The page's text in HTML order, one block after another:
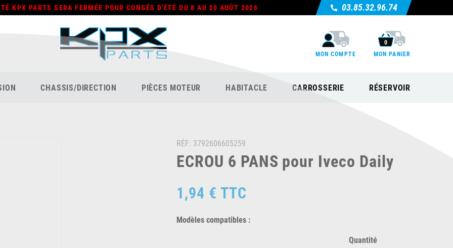
KPX PARTS SERA FERMÉE POUR CONGÉS D'ÉTÉ DU 8 AU 30 AOÛT 2026 03.85.32.96.74
MON COMPTE
0
MON PANIER
CHASSIS/DIRECTION PIÈCES MOTEUR HABITACLE CARROSSERIE RÉSERVOIR
RÉF: 3792606605259
ECROU 6 PANS pour Iveco Daily
1,94 € TTC
Modèles compatibles :
Quantité